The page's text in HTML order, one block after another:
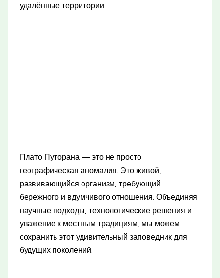
удалённые территории.
Плато Путорана — это не просто
географическая аномалия. Это живой,
развивающийся организм, требующий
бережного и вдумчивого отношения. Объединяя
научные подходы, технологические решения и
уважение к местным традициям, мы можем
сохранить этот удивительный заповедник для
будущих поколений.